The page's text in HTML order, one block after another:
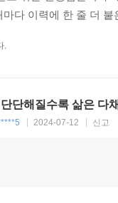
마다 이력에 한 줄 더
.
단해질수록 삶은 다
2024-07-12 신고